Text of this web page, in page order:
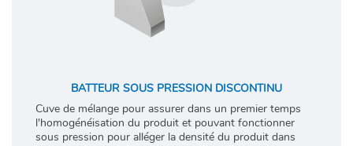
BATTEUR SOUS PRESSION DISCONTINU
Cuve de mélange pour assurer dans un premier temps
l'homogénéisation du produit et pouvant fonctionner
sous pression pour alléger la densité du produit dans